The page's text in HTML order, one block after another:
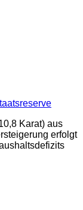
Karat) aus
erfolgt